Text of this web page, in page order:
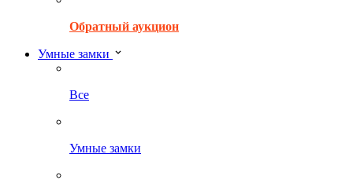
Обратный аукцион
Умные замки
Все
Умные замки